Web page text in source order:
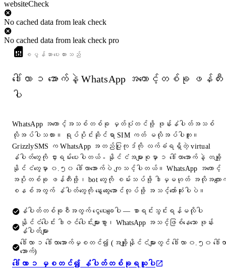
websiteCheck
No cached data from leak check
No cached data from leak check pro
စပွန်ဆာပေးထားသည်
ဒေါ်လာ ၁ အောက်နဲ့ WhatsApp အကောင့်တစ်ခု ဖန်တီး
ပါ
WhatsApp အကောင့်အသစ်တစ်ခု မှတ်ပုံတင်ဖို့ ဖုန်းနံပါတ်အသစ်
လိုအပ်ပါသလား။ ရုပ်ပိုင်းဆိုင်ရာ SIM ကတ် မလိုအပ်ပါဘူး။
GrizzlySMS က WhatsApp အတည်ပြုကုဒ်ကို လက်ခံရရှိတဲ့ virtual
နံပါတ်တွေကို ငှားရမ်းပေးပါတယ် - နိုင်ငံအများစုမှာ ၁ ဒေါ်လာအောက်နဲ့ တချို့
နိုင်ငံတွေမှာ ၀.၅၀ ဒေါ်လာအောက်ပဲ ကျသင့်ပါတယ်။ WhatsApp အကောင့်
အပိုတစ်ခု ဖန်တီးဖို့၊ bot တွေကို စမ်းသပ်ဖို့ ဒါမှမဟုတ် အလိုအလျော
စနစ်အတွက် နံပါတ်တွေကို နွေးထွေးအောင်လုပ်ဖို့ အသင့်တော်ဆုံးပါပဲ။
နံပါတ်တစ်ခုစီအတွက် ငွေပေးချေပါ — စာရင်းသွင်းရန်မလိုပါ
နိုင်ငံပေါင်း ဒါဇင်ပေါင်းများစွာ၊ WhatsApp အသင့်ဖြစ်နေသော ဖုန်း
နံပါတ်များ
ဒေါ်လာ ၁ ဒေါ်လာအောက်မှစတင်၍ (အချို့နိုင်ငံများတွင် ဒေါ်လာ ၀.၅၀ ဒေါ်လ
အောက်)
ဒေါ်လာ ၁ မှစတင်၍ နံပါတ်တစ်ခုရယူပါ